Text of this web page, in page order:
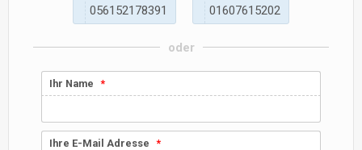
1
9
3
8
7
1
2
5
1
6
5
0 2
0
2
5
1
6
7
0
6
1
0
oder
Ihr Name
Ihre E-Mail Adresse